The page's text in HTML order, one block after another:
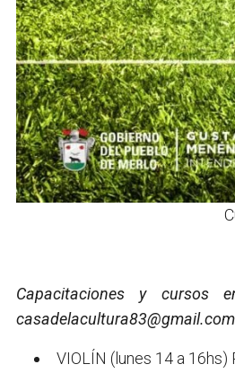
Capacitaciones y
casadelacultura83@gmail.com
VIOLÍN (lunes 14 a